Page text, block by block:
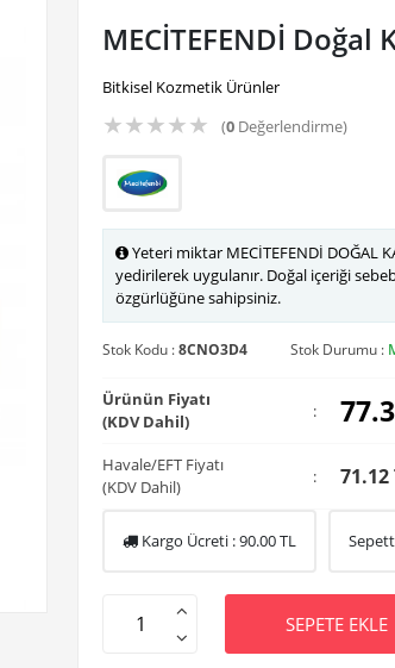
MECİTEFENDİ Doğal
Bitkisel Kozmetik Ürünler
★★★★★ (0 Değerlendirme)
Yeteri miktar MECİTEFENDİ DOĞAL
yedirilerek uygulanır. Doğal içeriği
özgürlüğüne sahipsiniz.
Stok Kodu :8CNO3D4 Stok Durumu :
Ürünün Fiyatı
(KDV Dahil)
:
Havale/EFT Fiyatı
(KDV Dahil)
: 71.12
Kargo Ücreti :90.00TL
SEPETE EKLE